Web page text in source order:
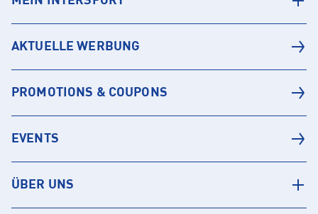
AKTUELLE WERBUNG
PROMOTIONS & COUPONS
EVENTS
ÜBER UNS